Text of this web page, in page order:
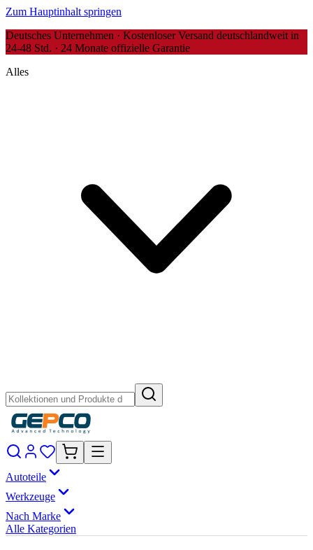
Zum Hauptinhalt springen
Deutsches Unternehmen · Kostenloser Versand deutschlandweit in
24-48 Std. · 24 Monate offizielle Garantie
Alles
Autoteile
Werkzeuge
Nach Marke
Alle Kategorien